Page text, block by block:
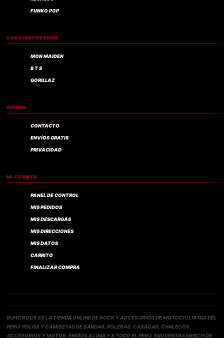
FUNKO POP
CONCIERTOS PERU
IRON MAIDEN
B T S
GORILLAZ
AYUDA
CONTACTO
ENVÍOS GRATIS
PRIVACIDAD
MI CUENTA
PANEL DE CONTROL
MIS PEDIDOS
MIS DESCARGAS
MIS DIRECCIONES
MIS DATOS
CARRITO
FINALIZAR COMPRA
BUHO ROCK ES LA TIENDA ONLINE DE ROCK Y ACCESORIOS DE MOTOCICLISTAS DEL
PERÚ: POLOS Y CAMISETAS DE BANDAS, POLERAS, CASACAS, CHALECOS,
ACCESORIOS Y MOTOS. ENVÍOS A LIMA Y A TODO EL PERÚ. ENCUENTRA MERCH DE